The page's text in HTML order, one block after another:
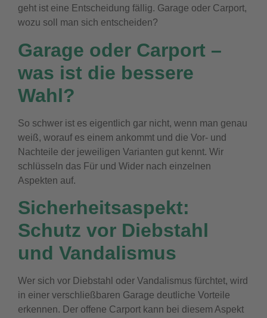
geht ist eine Entscheidung fällig. Garage oder Carport,
wozu soll man sich entscheiden?
Garage oder Carport –
was ist die bessere
Wahl?
So schwer ist es eigentlich gar nicht, wenn man genau
weiß, worauf es einem ankommt und die Vor- und
Nachteile der jeweiligen Varianten gut kennt. Wir
schlüsseln das Für und Wider nach einzelnen
Aspekten auf.
Sicherheitsaspekt:
Schutz vor Diebstahl
und Vandalismus
Wer sich vor Diebstahl oder Vandalismus fürchtet, wird
in einer verschließbaren Garage deutliche Vorteile
erkennen. Der offene Carport kann bei diesem Aspekt